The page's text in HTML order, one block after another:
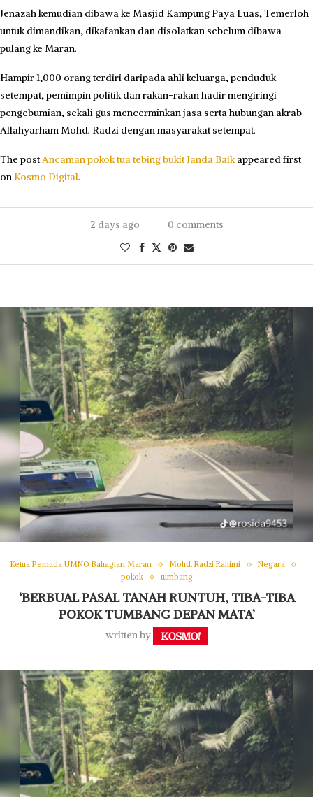
Jenazah kemudian dibawa ke Masjid Kampung Paya Luas, Temerloh
untuk dimandikan, dikafankan dan disolatkan sebelum dibawa
pulang ke Maran.
Hampir 1,000 orang terdiri daripada ahli keluarga, penduduk
setempat, pemimpin politik dan rakan-rakan hadir mengiringi
pengebumian, sekali gus mencerminkan jasa serta hubungan akrab
Allahyarham Mohd. Radzi dengan masyarakat setempat.
The postAncaman pokok tua tebing bukit Janda Baikappeared first
on Kosmo Digital.
2 days ago 0 comments
Ketua Pemuda UMNO Bahagian Maran Mohd. Radzi Rahimi
Negara
pokok
tumbang
‘BERBUAL PASAL TANAH RUNTUH, TIBA-TIBA
POKOK TUMBANG DEPAN MATA’
written by